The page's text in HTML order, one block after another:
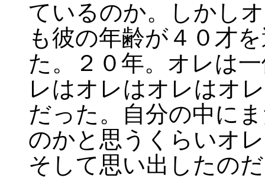
ているのか。しかし
も彼の年齢が４０才
た。２０年。オレは
レはオレはオレはオ
だった。自分の中に
のかと思うくらいオ
そして思い出したの